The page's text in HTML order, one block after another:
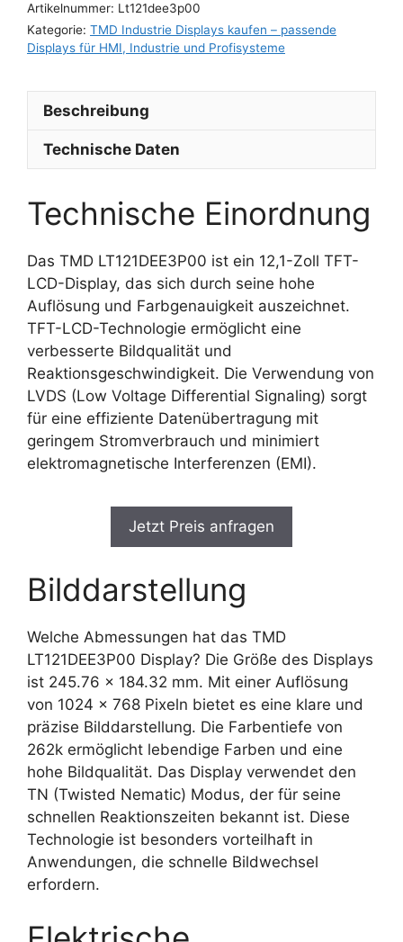
Artikelnummer: Lt121dee3p00
Kategorie: TMD Industrie Displays kaufen – passende
Displays für HMI, Industrie und Profisysteme
Beschreibung
Technische Daten
Technische Einordnung
Das TMD LT121DEE3P00 ist ein 12,1-Zoll TFT-
LCD-Display, das sich durch seine hohe
Auflösung und Farbgenauigkeit auszeichnet.
TFT-LCD-Technologie ermöglicht eine
verbesserte Bildqualität und
Reaktionsgeschwindigkeit. Die Verwendung von
LVDS (Low Voltage Differential Signaling) sorgt
für eine effiziente Datenübertragung mit
geringem Stromverbrauch und minimiert
elektromagnetische Interferenzen (EMI).
Jetzt Preis anfragen
Bilddarstellung
Welche Abmessungen hat das TMD
LT121DEE3P00 Display? Die Größe des Displays
ist 245.76 x 184.32 mm. Mit einer Auflösung
von 1024 x 768 Pixeln bietet es eine klare und
präzise Bilddarstellung. Die Farbentiefe von
262k ermöglicht lebendige Farben und eine
hohe Bildqualität. Das Display verwendet den
TN (Twisted Nematic) Modus, der für seine
schnellen Reaktionszeiten bekannt ist. Diese
Technologie ist besonders vorteilhaft in
Anwendungen, die schnelle Bildwechsel
erfordern.